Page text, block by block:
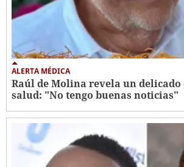
ALERTA MÉDICA
Raúl de Molina revela un
salud: "No tengo buenas noticias"